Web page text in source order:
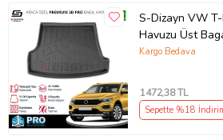
gerektirebilir.
Paket İçeriği
S-Dizayn VW Caddy 3D Pro Bagaj
Güvenli Teslimat
Siparişleriniz darbe emici özel
görmeyecek şekilde paketlenerek
Müşteri memnuniyeti garantisiyle.
S-Dizayn VW
Havuzu Üst
Kalite
Kargo Bedava
1472,38 TL
Sepette %18